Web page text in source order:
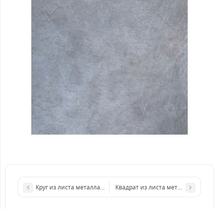
Круг из листа металла d 1000 мм диаметр толщина 5 мм
Квадрат из листа металла